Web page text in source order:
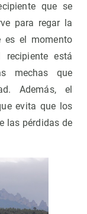
que se
para regar la
es el momento
está
mechas que
Además, el
evita que los
las pérdidas de